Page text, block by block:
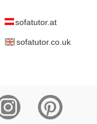
sofatutor.at
sofatutor.co.uk